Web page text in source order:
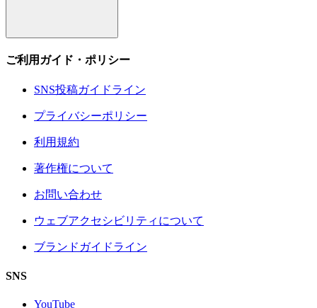
ご利用ガイド・ポリシー
SNS投稿ガイドライン
プライバシーポリシー
利用規約
著作権について
お問い合わせ
ウェブアクセシビリティについて
ブランドガイドライン
SNS
YouTube